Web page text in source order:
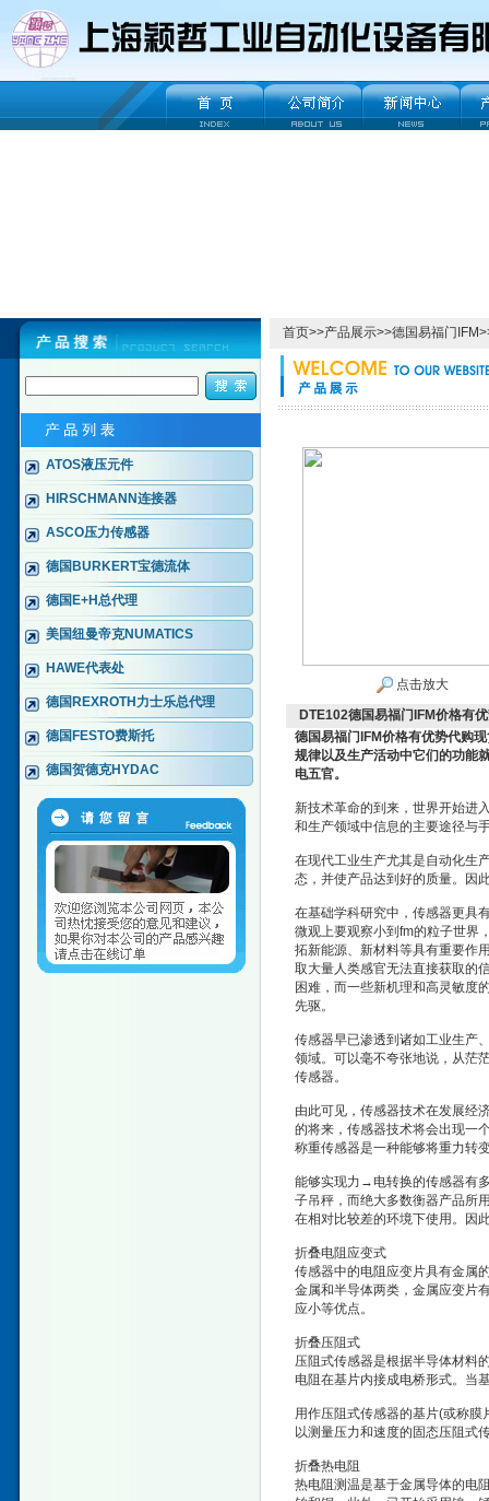
ATOS液压元件
HIRSCHMANN连接器
ASCO压力传感器
德国BURKERT宝德流体
德国E+H总代理
美国纽曼帝克NUMATICS
HAWE代表处
德国REXROTH力士乐总代理
德国FESTO费斯托
德国贺德克HYDAC
首页>>产品展示>>德国易福门IFM
点击放大
DTE102德国易福门IFM价格有
德国易福门IFM价格有优势代购
规律以及生产活动中它们的功能
电五官。
新技术革命的到来，世界开始进
和生产领域中信息的主要途径与
在现代工业生产尤其是自动化生
态，并使产品达到好的质量。因
在基础学科研究中，传感器更具
微观上要观察小到fm的粒子世界
拓新能源、新材料等具有重要作
取大量人类感官无法直接获取的
困难，而一些新机理和高灵敏度
先驱。
传感器早已渗透到诸如工业生产
领域。可以毫不夸张地说，从茫
传感器。
由此可见，传感器技术在发展经
的将来，传感器技术将会出现一
称重传感器是一种能够将重力转
能够实现力→电转换的传感器有
子吊秤，而绝大多数衡器产品所
在相对比较差的环境下使用。因
折叠电阻应变式
传感器中的电阻应变片具有金属
金属和半导体两类，金属应变片
应小等优点。
折叠压阻式
压阻式传感器是根据半导体材料
电阻在基片内接成电桥形式。当
用作压阻式传感器的基片(或称
以测量压力和速度的固态压阻式
折叠热电阻
热电阻测温是基于金属导体的电